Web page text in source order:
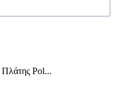
Πλάτης Pol...